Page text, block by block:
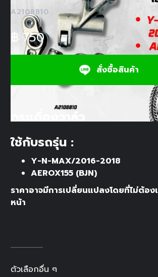
A2108810
฿ 750
สั่งซื้อสินค้า
กระเดื่องวาล์ว
ใช้กับรถรุ่น :
Y-N-MAX/2016-2018
AEROX155 (BJN)
ราคาอาจมีการเปลี่ยนแปลงโดยที่ไม่ต้อง
หน้า
ตัวเลือกอื่น ๆ